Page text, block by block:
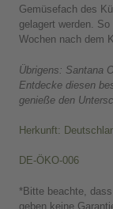
Gemüsefach des
gelagert werden.
Wochen nach dem
Übrigens: Santana
Entdecke diesen
genieße den
Herkunft:
DE-ÖKO-006
*Bitte beachte,
geben keine